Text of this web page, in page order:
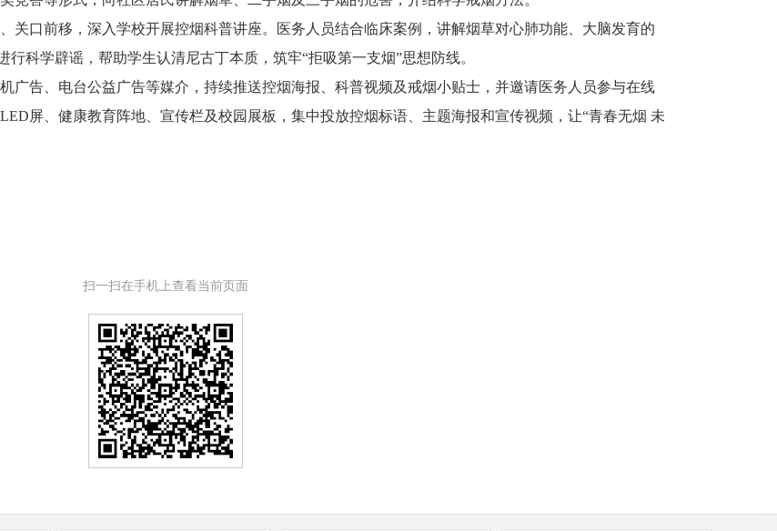
口前移，深入学校开展控烟科普讲座。医务人员结合临床案例，讲解烟草对心肺功能、大脑发育的
科学辟谣，帮助学生认清尼古丁本质，筑牢“拒吸第一支烟”思想防线。
告、电台公益广告等媒介，持续推送控烟海报、科普视频及戒烟小贴士，并邀请医务人员参与在线
屏、健康教育阵地、宣传栏及校园展板，集中投放控烟标语、主题海报和宣传视频，让“青春无烟 未
扫一扫在手机上查看当前页面